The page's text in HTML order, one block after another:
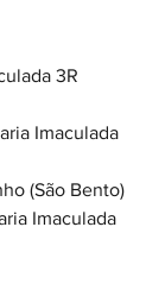
3R
Imaculada
(São Bento)
Imaculada